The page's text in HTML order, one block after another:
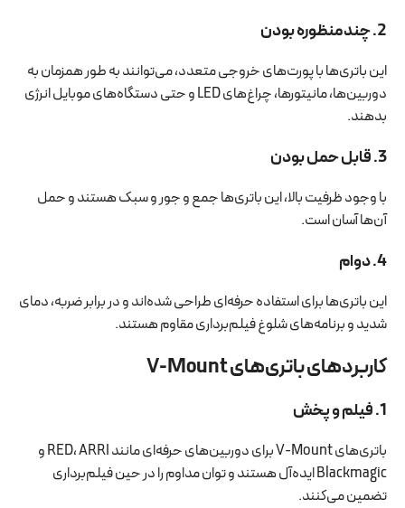
2. چندمنظوره بودن
این باتری‌ها با پورت‌های خروجی متعدد، می‌توانند به طور همزمان به
دوربین‌ها، مانیتورها، چراغ‌های LED و حتی دستگاه‌های موبایل انرژی
بدهند.
3. قابل حمل بودن
با وجود ظرفیت بالا، این باتری‌ها جمع و جور و سبک هستند و حمل
آن‌ها آسان است.
4. دوام
این باتری‌ها برای استفاده حرفه‌ای طراحی شده‌اند و در برابر ضربه، دمای
شدید و برنامه‌های شلوغ فیلم‌برداری مقاوم هستند.
کاربردهای باتری‌های V-Mount
1. فیلم و پخش
باتری‌های V-Mount برای دوربین‌های حرفه‌ای مانند RED، ARRI و
Blackmagic ایده‌آل هستند و توان مداوم را در حین فیلم‌برداری
تضمین می‌کنند.